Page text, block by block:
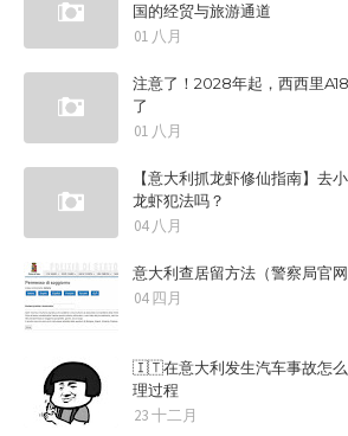
国的经贸与旅游通道
01 八月
注意了！2028年起，西西里
了
01 八月
【意大利抓龙虾修仙指南】去
龙虾犯法吗？
04 八月
意大利查居留方法（警察局官网
04 四月
🇮🇹在意大利发生汽车事故怎
理过程
23 十二月